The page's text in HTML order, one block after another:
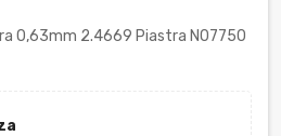
0,63mm 2.4669 Piastra N07750